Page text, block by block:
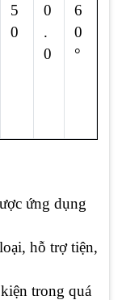
5
0
0
.
0
6
0
°
ứng dụng
hỗ trợ tiện,
trong quá